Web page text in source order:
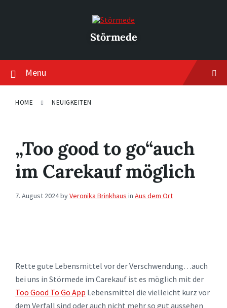
Störmede
Menu
HOME NEUIGKEITEN
„Too good to go“auch
im Carekauf möglich
7. August 2024byVeronika Brinkhaus in Aus dem Ort
Rette gute Lebensmittel vor der Verschwendung…auch
bei uns in Störmede im Carekauf ist es möglich mit der
Too Good To Go App Lebensmittel die vielleicht kurz vor
dem Verfall sind oder auch nicht mehr so gut aussehen